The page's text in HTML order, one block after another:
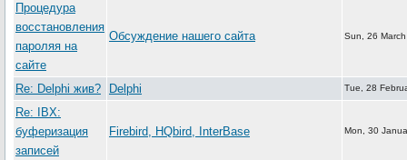
Процедура
восстановления
пароляя на
сайте
Обсуждение нашего сайта Sun, 26
Re: Delphi жив? Delphi Tue, 28
Re: IBX:
буферизация
записей
Firebird, HQbird, InterBase Mon, 30